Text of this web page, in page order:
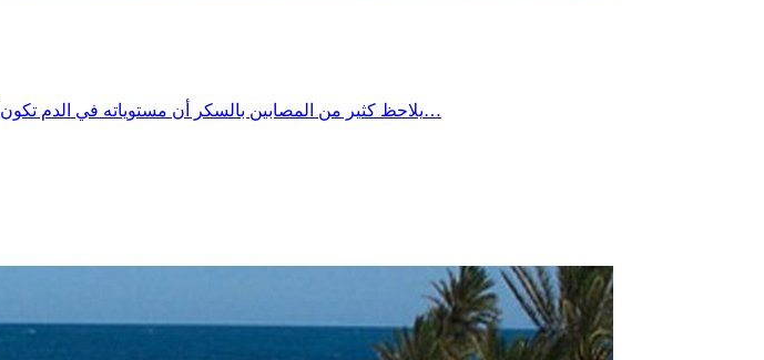
يلاحظ كثير من المصابين بالسكر أن مستوياته في الدم تكون أعلى في الصباح مقارنة ببقية أوقات اليوم، ويعود ذلك غالبًا إلى ما يُعرف بـ”ظاهرة الفجر”، حيث يؤدي…